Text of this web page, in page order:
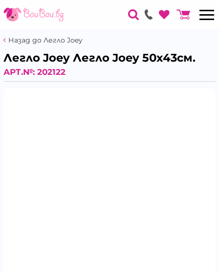
Назад до Легло Joey
Легло Joey Легло Joey 50х43см.
АРТ.№: 202122